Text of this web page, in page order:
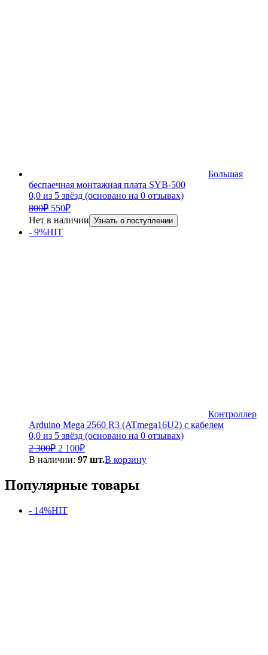
Большая
беспаечная монтажная плата SYB-500
0,0 из 5 звёзд (основано на 0 отзывах)
800₽ Первоначальная
цена
составляла
800₽.
550₽Текущая
цена:
550₽.
Нет в наличии Узнать о поступлении
- 9%HIT
Контроллер
Arduino Mega 2560 R3 (ATmega16U2) с кабелем
0,0 из 5 звёзд (основано на 0 отзывах)
2 300₽ Первоначальная
цена
300₽.
2 100₽Текущая
цена:
В наличии: 97 шт.В корзину
Популярные товары
- 14%HIT